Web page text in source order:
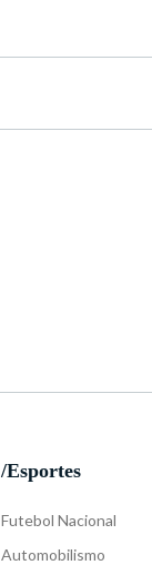
/Esportes
Futebol Nacional
Automobilismo